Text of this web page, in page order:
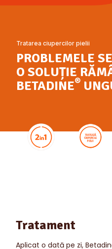
Tratarea ciupercilor pielii
PROBLEMELE
O SOLUȚIE
BETADINE®
Tratament
Aplicat o dată pe zi,